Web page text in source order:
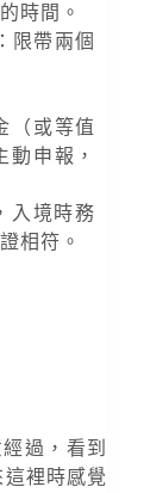
時間。
限帶兩個
（或等值
動申報，
入境時務
相符。
過，看到
這裡時感覺